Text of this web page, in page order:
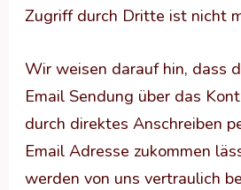
Zugriff durch Dritte ist nicht
Wir weisen darauf hin, dass
Email Sendung über das
durch direktes Anschreiben
Email Adresse zukommen
werden von uns vertraulich